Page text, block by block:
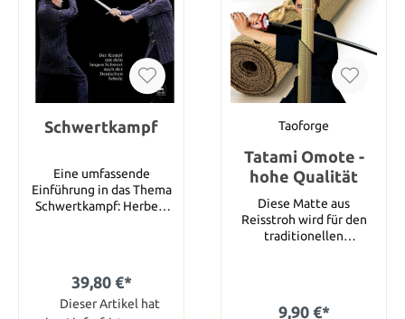
Schwertkampf
Eine umfassende
Einführung in das Thema
Schwertkampf: Herbert
fortgeschrittene
Techniken und Taktiken
39,80 €*
Dieser Artikel hat
Taoforge
Tatami Omote -
hohe Qualität
Diese Matte aus
Reisstroh wird für den
traditionellen
9,90 €*